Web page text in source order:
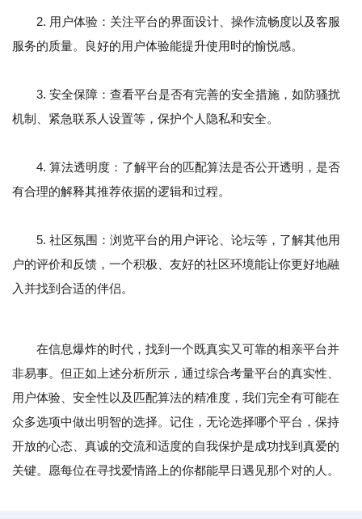
2. 用户体验：关注平台的界面设计、操作流畅度以及客服
服务的质量。良好的用户体验能提升使用时的愉悦感。
3. 安全保障：查看平台是否有完善的安全措施，如防骚扰
机制、紧急联系人设置等，保护个人隐私和安全。
4. 算法透明度：了解平台的匹配算法是否公开透明，是否
有合理的解释其推荐依据的逻辑和过程。
5. 社区氛围：浏览平台的用户评论、论坛等，了解其他用
户的评价和反馈，一个积极、友好的社区环境能让你更好地融
入并找到合适的伴侣。
在信息爆炸的时代，找到一个既真实又可靠的相亲平台并
非易事。但正如上述分析所示，通过综合考量平台的真实性、
用户体验、安全性以及匹配算法的精准度，我们完全有可能在
众多选项中做出明智的选择。记住，无论选择哪个平台，保持
开放的心态、真诚的交流和适度的自我保护是成功找到真爱的
关键。愿每位在寻找爱情路上的你都能早日遇见那个对的人。